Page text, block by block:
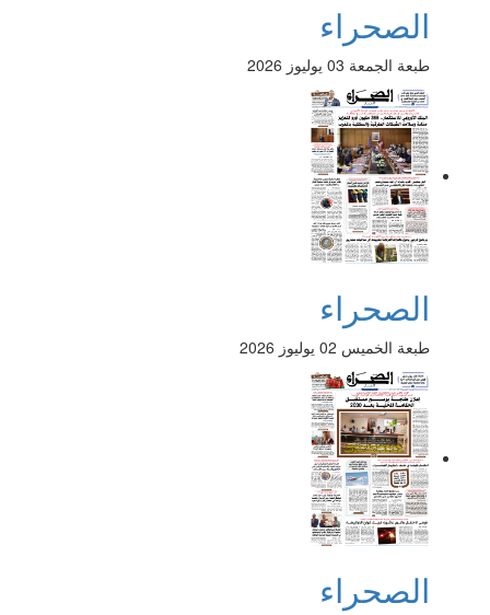
الصحراء
طبعة الجمعة 03 يوليوز 2026
الصحراء
طبعة الخميس 02 يوليوز 2026
الصحراء